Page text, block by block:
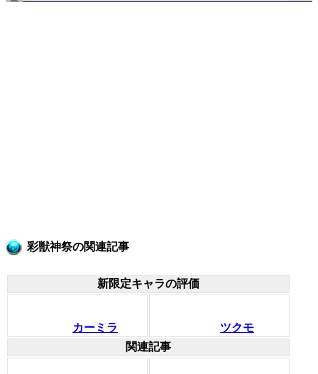
彩獣神祭の関連記事
新限定キャラの評価
カーミラ
ツクモ
関連記事